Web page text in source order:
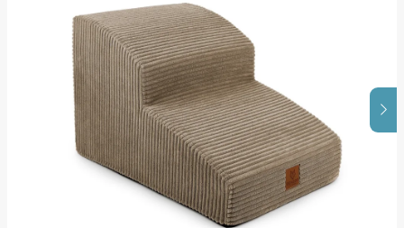
0,0
hvězdiček.